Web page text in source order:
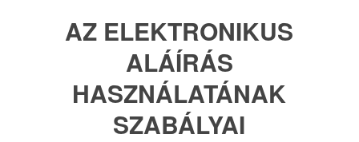
AZ ELEKTRONIKUS
ALÁÍRÁS
HASZNÁLATÁNAK
SZABÁLYAI